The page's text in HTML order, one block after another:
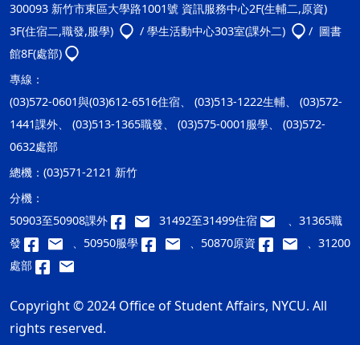
300093 新竹市東區大學路1001號 資訊服務中心2F(生輔二,原資)
3F(住宿二,職發,服學)
/ 學生活動中心303室(課外二)
/ 圖書
館8F(處部)
專線：
(03)572-0601與(03)612-6516住宿、 (03)513-1222生輔、 (03)572-
1441課外、 (03)513-1365職發、 (03)575-0001服學、 (03)572-
0632處部
總機： (03)571-2121 新竹
分機：
50903至50908課外
31492至31499住宿
、31365職
發
、50950服學 、50870原資
、31200
處部
Copyright © 2024 Office of Student Affairs, NYCU. All
rights reserved.